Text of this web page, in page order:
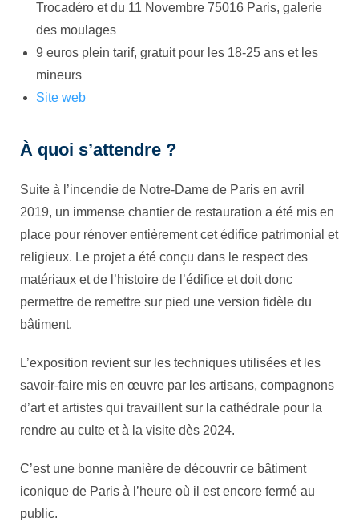
Trocadéro et du 11 Novembre 75016 Paris, galerie
des moulages
9 euros plein tarif, gratuit pour les 18-25 ans et les
mineurs
Site web
À quoi s’attendre ?
Suite à l’incendie de Notre-Dame de Paris en avril
2019, un immense chantier de restauration a été mis en
place pour rénover entièrement cet édifice patrimonial et
religieux. Le projet a été conçu dans le respect des
matériaux et de l’histoire de l’édifice et doit donc
permettre de remettre sur pied une version fidèle du
bâtiment.
L’exposition revient sur les techniques utilisées et les
savoir-faire mis en œuvre par les artisans, compagnons
d’art et artistes qui travaillent sur la cathédrale pour la
rendre au culte et à la visite dès 2024.
C’est une bonne manière de découvrir ce bâtiment
iconique de Paris à l’heure où il est encore fermé au
public.